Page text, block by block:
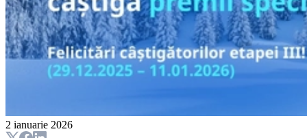
2 ianuarie 2026